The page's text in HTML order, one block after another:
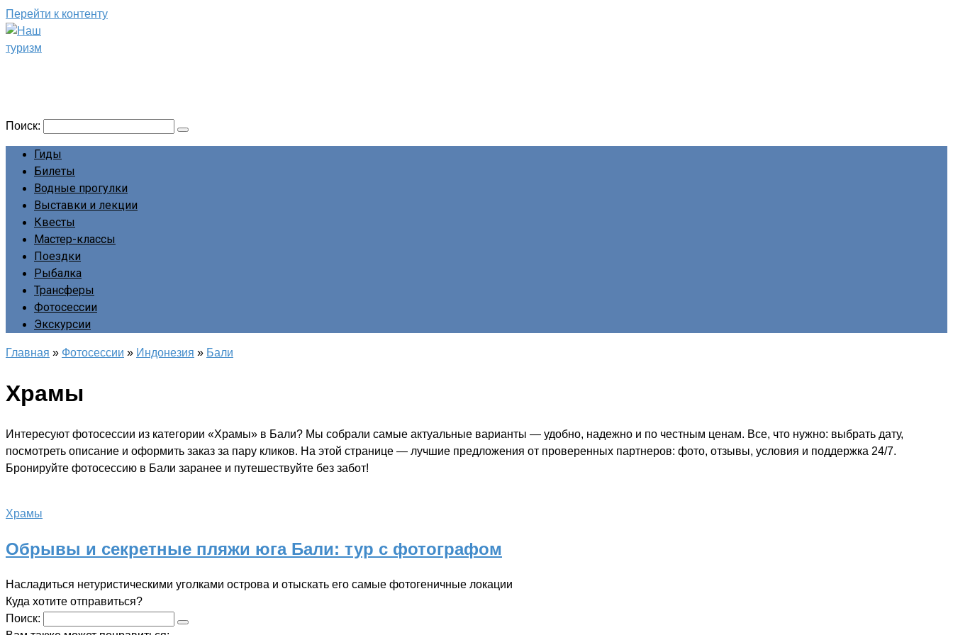
Перейти к контенту
Поиск:
Гиды
Билеты
Водные прогулки
Выставки и лекции
Квесты
Мастер-классы
Поездки
Рыбалка
Трансферы
Фотосессии
Экскурсии
Главная » Фотосессии » Индонезия » Бали
Храмы
Интересуют фотосессии из категории «Храмы» в Бали? Мы собрали самые актуальные варианты — удобно, надежно и по честным ценам. Все, что нужно: выбрать дату,
посмотреть описание и оформить заказ за пару кликов. На этой странице — лучшие предложения от проверенных партнеров: фото, отзывы, условия и поддержка 24/7.
Бронируйте фотосессию в Бали заранее и путешествуйте без забот!
Храмы
Обрывы и секретные пляжи юга Бали: тур с фотографом
Насладиться нетуристическими уголками острова и отыскать его самые фотогеничные локации
Куда хотите отправиться?
Поиск: